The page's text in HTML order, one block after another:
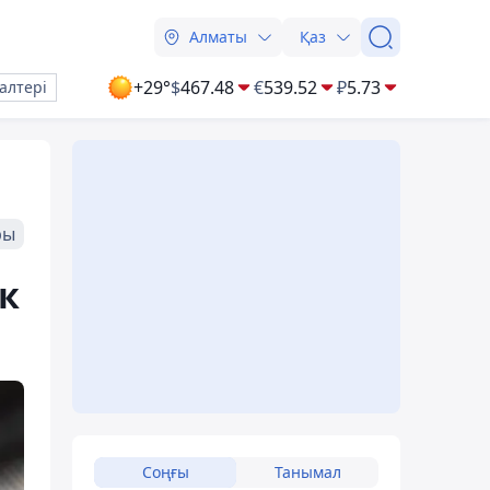
Алматы Қаз
+29°$467.48 €539.52 ₽5.73
Соңғы Танымал